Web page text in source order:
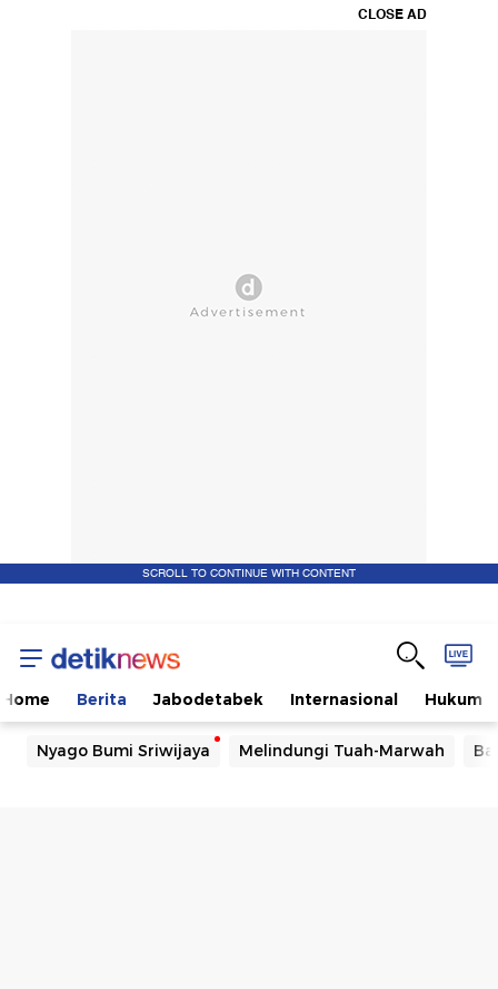
CLOSE AD
SCROLL TO CONTINUE WITH CONTENT
Home Berita Jabodetabek Internasional Hukum
Nyago Bumi Sriwijaya Melindungi Tuah-Marwah